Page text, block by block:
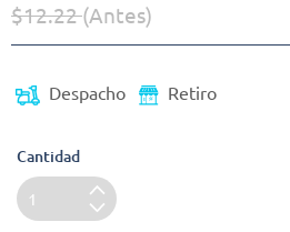
Precio reducido de
$12.22(Antes)
Despacho Retiro
Cantidad